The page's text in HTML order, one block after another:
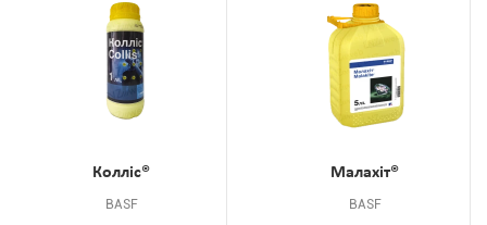
Колліс®
BASF
Малахіт®
BASF